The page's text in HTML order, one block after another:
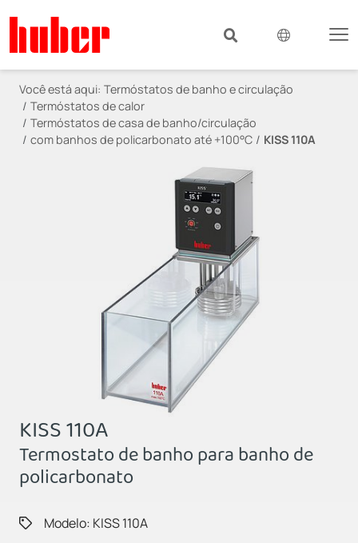
Você está aqui: Termóstatos de banho e circulação
Termóstatos de calor
Termóstatos de casa de banho/circulação
com banhos de policarbonato até +100°C
KISS 110A
KISS 110A
Termostato de banho para banho de
policarbonato
Modelo: KISS 110A